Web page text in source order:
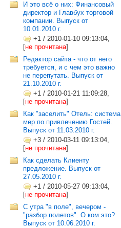
И это всё о них: Финансовый
директор и Главбух торговой
компании. Выпуск от
10.01.2010 г.
+1 / 2010-01-10 09:13:04,
[не прочитана]
Редактор сайта - что от него
требуется, и с чем это важно
не перепутать. Выпуск от
21.10.2010 г.
+1 / 2010-01-21 11:09:28,
[не прочитана]
Как "заселить" Отель: система
мер по привлечению Гостей.
Выпуск от 11.03.2010 г.
+3 / 2010-03-11 09:13:04,
[не прочитана]
Как сделать Клиенту
предложение. Выпуск от
27.05.2010 г.
+1 / 2010-05-27 09:13:04,
[не прочитана]
С утра "в поле", вечером -
"разбор полетов". О ком это?
Выпуск от 10.06.2010 г.